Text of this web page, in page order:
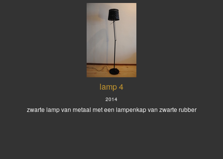
lamp 4
2014
zwarte lamp van metaal met een lampenkap van zwarte rubber